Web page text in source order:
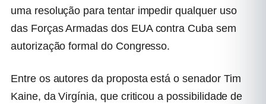
uma resolução para tentar impedir qualquer uso
das Forças Armadas dos EUA contra Cuba sem
autorização formal do Congresso.
Entre os autores da proposta está o senador Tim
Kaine, da Virgínia, que criticou a possibilidade de